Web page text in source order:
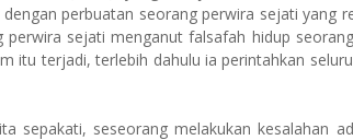
dengan perbuatan seorang perwira sejati yang
perwira sejati menganut falsafah hidup
itu ter­jadi, terlebih dahulu ia perintahkan
sepakati, seseorang melakukan kesalahan